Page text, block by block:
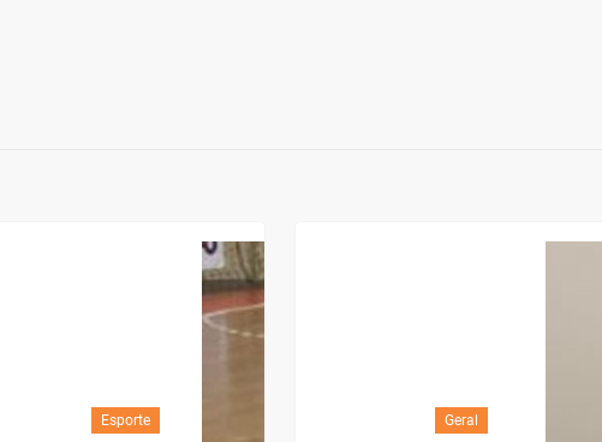
Esporte Geral